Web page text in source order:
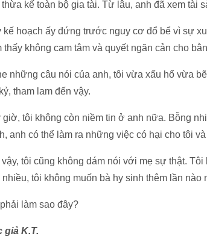
kế toàn bộ gia tài. Từ lâu, anh đã xem tài
kế hoạch ấy đứng trước nguy cơ đổ bể vì sự
thấy không cam tâm và quyết ngăn cản cho
những câu nói của anh, tôi vừa xấu hổ vừa
tham lam đến vậy.
giờ, tôi không còn niềm tin ở anh nữa. Bỗng
anh có thể làm ra những việc có hại cho tôi
vậy, tôi cũng không dám nói với mẹ sự thật.
nhiều, tôi không muốn bà hy sinh thêm lần nào
làm sao đây?
giả K.T.